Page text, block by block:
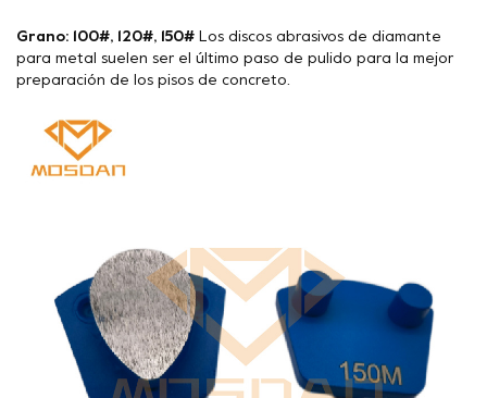
Grano: 100#, 120#, 150#
Los discos abrasivos de diamante
para metal suelen ser el último paso de pulido para la mejor
preparación de los pisos de concreto.